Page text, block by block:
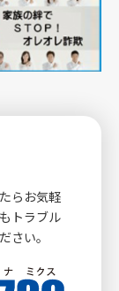
らお気軽
トラブル
さい。